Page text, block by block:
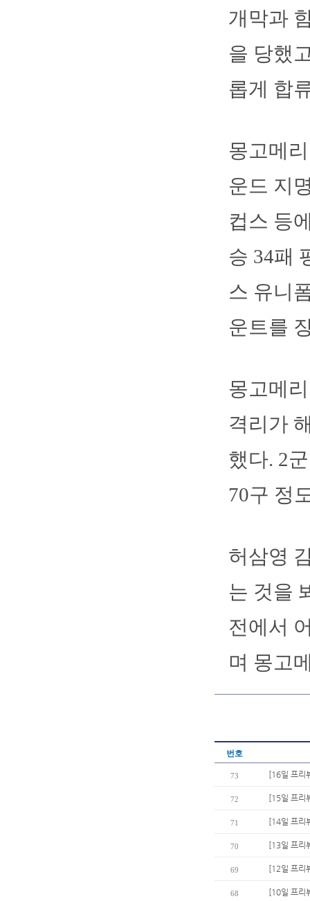
개막과
을 당했
롭게 합
몽고메
운드 지
컵스 등
승 34패
스 유니
운트를
몽고메
격리가
했다. 2
70구 정
허삼영
는 것을
전에서
며 몽고
번호
73 [16일 프리
72 [15일 프리
71 [14일 프리
70 [13일 프리
69 [12일 프리
68 [10일 프리